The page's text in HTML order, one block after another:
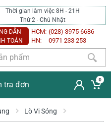
Thời gian làm việc 8H - 21H
Thứ 2 - Chủ Nhật
DẪN
TOÁN
HCM: (028) 3975 6686
HN:
0971 233 253
tra đơn
0
Lò Vi Sóng